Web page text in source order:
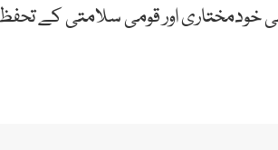
خودمختاری اور قومی سلامتی کے